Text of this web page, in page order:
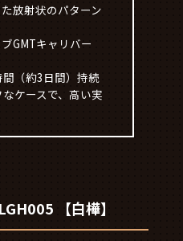
放射状のパターン
GMTキャリバー
（約3日間）持続
ケースで、高い実
【白樺】